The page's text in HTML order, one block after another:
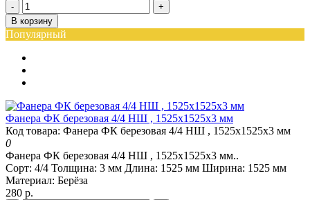
-
+
В корзину
Популярный
Фанера ФК березовая 4/4 НШ , 1525х1525х3 мм
Код товара: Фанера ФК березовая 4/4 НШ , 1525х1525х3 мм
0
Фанера ФК березовая 4/4 НШ , 1525х1525х3 мм..
Сорт: 4/4 Толщина: 3 мм Длина: 1525 мм Ширина: 1525 мм
Материал: Берёза
280 р.